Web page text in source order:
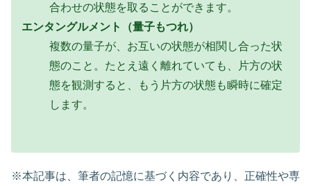
合わせの状態を取ることができます。
エンタングルメント（量子もつれ）
複数の量子が、お互いの状態が相関し合った状
態のこと。たとえ遠く離れていても、片方の状
態を観測すると、もう片方の状態も瞬時に確定
します。
※本記事は、筆者の記憶に基づく内容であり、正確性や専